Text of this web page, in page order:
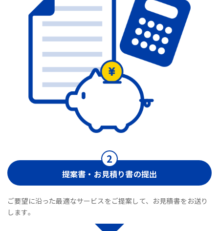
提案書・お見積り書の提出
ご要望に沿った最適なサービスをご提案して、お見積書をお送り
します。